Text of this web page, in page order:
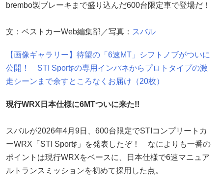
brembo製ブレーキまで盛り込んだ600台限定車で登場だ！
文：ベストカーWeb編集部／写真： スバル
【画像ギャラリー】待望の「6速MT」シフトノブがついに
公開！ STI Sport♯の専用インパネからプロトタイプの激
走シーンまで余すところなくお届け（20枚）
現行WRX日本仕様に6MTついに来た!!
スバルが2026年4月9日、600台限定でSTIコンプリートカ
ーWRX「STI Sport♯」を発表したぞ！ なによりも一番の
ポイントは現行WRXをベースに、日本仕様で6速マニュア
ルトランスミッションを初めて採用した点。